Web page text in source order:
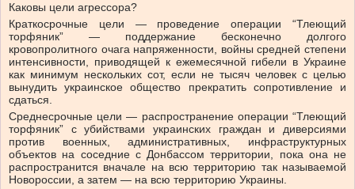
Каковы цели агрессора?
Краткосрочные цели — проведение операции “Тлеющий
торфяник” — поддержание бесконечно долгого
кровопролитного очага напряженности, войны средней степени
интенсивности, приводящей к ежемесячной гибели в Украине
как минимум нескольких сот, если не тысяч человек с целью
вынудить украинское общество прекратить сопротивление и
сдаться.
Среднесрочные цели — распространение операции “Тлеющий
торфяник” с убийствами украинских граждан и диверсиями
против военных, административных, инфраструктурных
объектов на соседние с Донбассом территории, пока она не
распространится вначале на всю территорию так называемой
Новороссии, а затем — на всю территорию Украины.